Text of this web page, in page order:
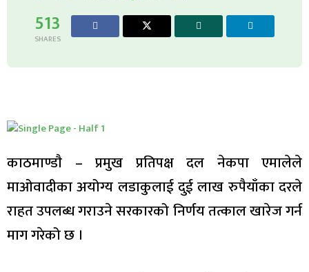
513
SHARES
काठमाण्डाै – प्रमुख प्रतिपक्ष दल नेकपा एमालेले
माओवादीका अयोग्य लडाकुलाई दुई लाख रुपैयाँका दरले
राहत उपलब्ध गराउने सरकारको निर्णय तत्काल खारेज गर्न
माग गरेको छ ।